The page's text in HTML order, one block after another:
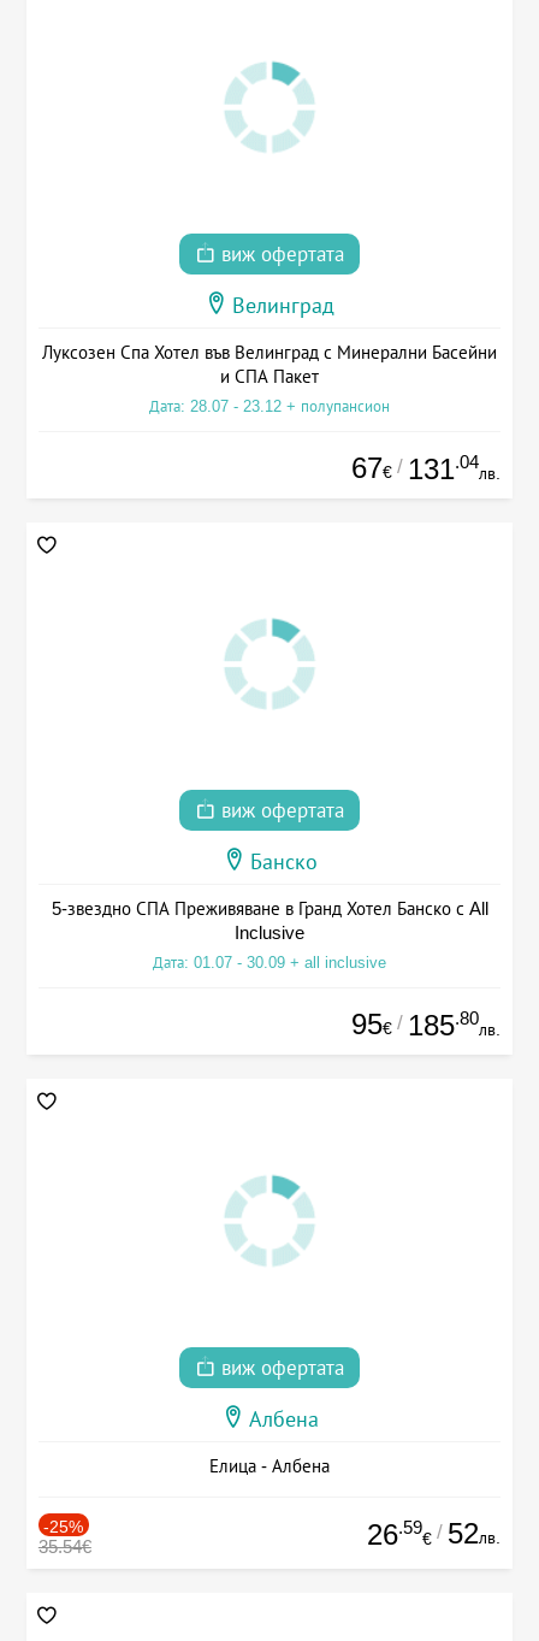
виж офертата
Велинград
Луксозен Спа Хотел във Велинград с Минерални Басейни
и СПА Пакет
Дата: 28.07 - 23.12 + полупансион
67€ / 131.04
лв.
виж офертата
Банско
5-звездно СПА Преживяване в Гранд Хотел Банско с All
Inclusive
Дата: 01.07 - 30.09 + all inclusive
95€ / 185.80
лв.
виж офертата
Албена
Елица - Албена
-25%
35.54€ 26.59
€ / 52лв.